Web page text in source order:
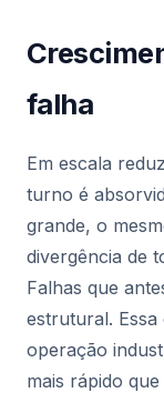
falha
Em escala
turno é
grande, o
divergência de
Falhas que
estrutural.
operação
mais rápido